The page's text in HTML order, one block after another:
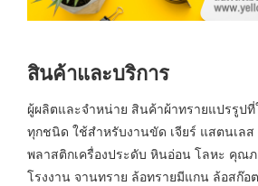
สินค้าและบริการ
ผู้ผลิตและจำหน่าย สินค้าผ้าทรายแปรรูป
ทุกชนิด ใช้สำหรับงานขัด เจียร์ แสตนเลส
พลาสติกเครื่องประดับ หินอ่อน โลหะ คุณ
โรงงาน จานทราย ล้อทรายมีแกน ล้อสก๊อ